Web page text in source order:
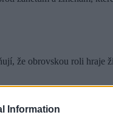
Information
že obrovskou roli
u kávy nebo vína s